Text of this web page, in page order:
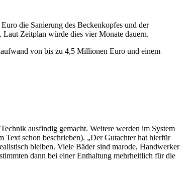
die Sanierung des Beckenkopfes und der
Laut Zeitplan würde dies vier Monate dauern.
von bis zu 4,5 Millionen Euro und einem
ausfindig gemacht. Weitere werden im System
schon beschrieben). „Der Gutachter hat hierfür
bleiben. Viele Bäder sind marode, Handwerker
dann bei einer Enthaltung mehrheitlich für die